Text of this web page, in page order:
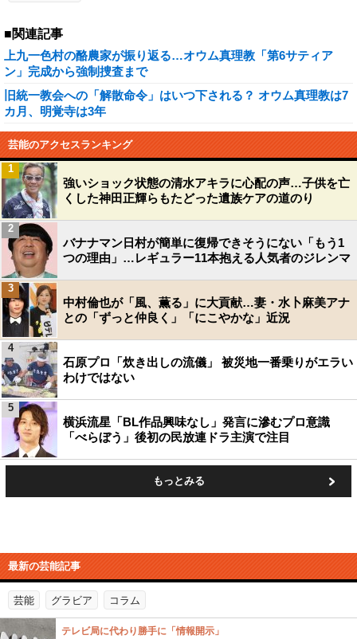
■関連記事
上九一色村の酪農家が振り返る…オウム真理教「第6サティア
ン」完成から強制捜査まで
旧統一教会への「解散命令」はいつ下される？ オウム真理教は7
カ月、明覚寺は3年
芸能のアクセスランキング
強いショック状態の清水アキラに心配の声…子供を亡
くした神田正輝らもたどった遺族ケアの道のり
1
バナナマン日村が簡単に復帰できそうにない「もう1
つの理由」…レギュラー11本抱える人気者のジレンマ
2
中村倫也が「風、薫る」に大貢献…妻・水卜麻美アナ
との「ずっと仲良く」「にこやかな」近況
3
石原プロ「炊き出しの流儀」 被災地一番乗りがエラい
わけではない
4
横浜流星「BL作品興味なし」発言に滲むプロ意識
「べらぼう」後初の民放連ドラ主演で注目
5
もっとみる
最新の芸能記事
芸能 グラビア コラム
テレビ局に代わり勝手に「情報開示」